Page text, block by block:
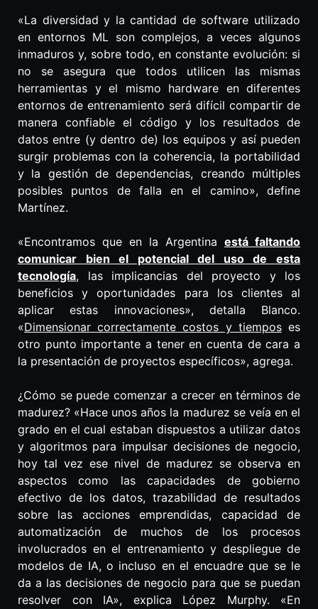
«La diversidad y la cantidad de software utilizado
en entornos ML son complejos, a veces algunos
inmaduros y, sobre todo, en constante evolución: si
no se asegura que todos utilicen las mismas
herramientas y el mismo hardware en diferentes
entornos de entrenamiento será difícil compartir de
manera confiable el código y los resultados de
datos entre (y dentro de) los equipos y así pueden
surgir problemas con la coherencia, la portabilidad
y la gestión de dependencias, creando múltiples
posibles puntos de falla en el camino», define
Martínez.
«Encontramos que en la Argentina está faltando
comunicar bien el potencial del uso de esta
tecnología, las implicancias del proyecto y los
beneficios y oportunidades para los clientes al
aplicar estas innovaciones», detalla Blanco.
«Dimensionar correctamente costos y tiemposes
otro punto importante a tener en cuenta de cara a
la presentación de proyectos específicos», agrega.
¿Cómo se puede comenzar a crecer en términos de
madurez? «Hace unos años la madurez se veía en el
grado en el cual estaban dispuestos a utilizar datos
y algoritmos para impulsar decisiones de negocio,
hoy tal vez ese nivel de madurez se observa en
aspectos como las capacidades de gobierno
efectivo de los datos, trazabilidad de resultados
sobre las acciones emprendidas, capacidad de
automatización de muchos de los procesos
involucrados en el entrenamiento y despliegue de
modelos de IA, o incluso en el encuadre que se le
da a las decisiones de negocio para que se puedan
resolver con IA», explica López Murphy. «En